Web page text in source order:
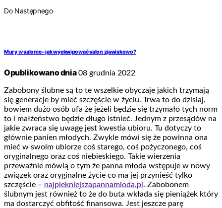
Do Następnego
Mury w salonie – jak wyekwipować salon zjawiskowo?
Opublikowano dnia08 grudnia 2022
Zabobony ślubne są to te wszelkie obyczaje jakich trzymają
się generacje by mieć szczęście w życiu. Trwa to do dzisiaj,
bowiem dużo osób ufa że jeżeli będzie się trzymało tych norm
to i małżeństwo będzie długo istnieć. Jednym z przesądów na
jakie zwraca się uwagę jest kwestia ubioru. Tu dotyczy to
głównie panien młodych. Zwykle mówi się że powinna ona
mieć w swoim ubiorze coś starego, coś pożyczonego, coś
oryginalnego oraz coś niebieskiego. Takie wierzenia
przeważnie mówią o tym że panna młoda wstępuje w nowy
związek oraz oryginalne życie co ma jej przynieść tylko
szczęście – najpiekniejszapannamloda.pl. Zabobonem
ślubnym jest również to że do buta wkłada się pieniążek który
ma dostarczyć obfitość finansowa. Jest jeszcze parę